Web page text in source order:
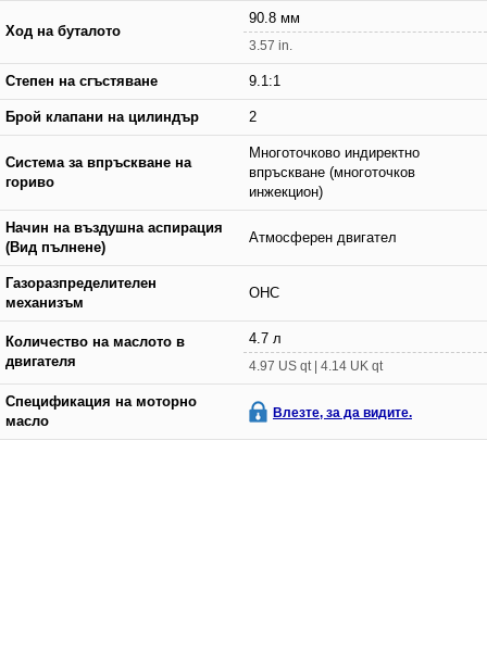
Ход на буталото
90.8 мм
3.57 in.
Степен на сгъстяване 9.1:1
Брой клапани на цилиндър 2
Система за впръскване на
гориво
Многоточково индиректно
впръскване (многоточков
инжекцион)
Начин на въздушна аспирация
(Вид пълнене)
Атмосферен двигател
Газоразпределителен
механизъм
OHC
Количество на маслото в
двигателя
4.7 л
4.97 US qt | 4.14 UK qt
Спецификация на моторно
масло
Влезте, за да видите.